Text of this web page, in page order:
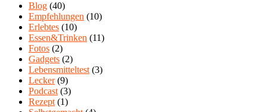
Blog (40)
Empfehlungen (10)
Erlebtes (10)
Essen&Trinken (11)
Fotos (2)
Gadgets (2)
Lebensmitteltest (3)
Lecker(9)
Podcast (3)
Rezept (1)